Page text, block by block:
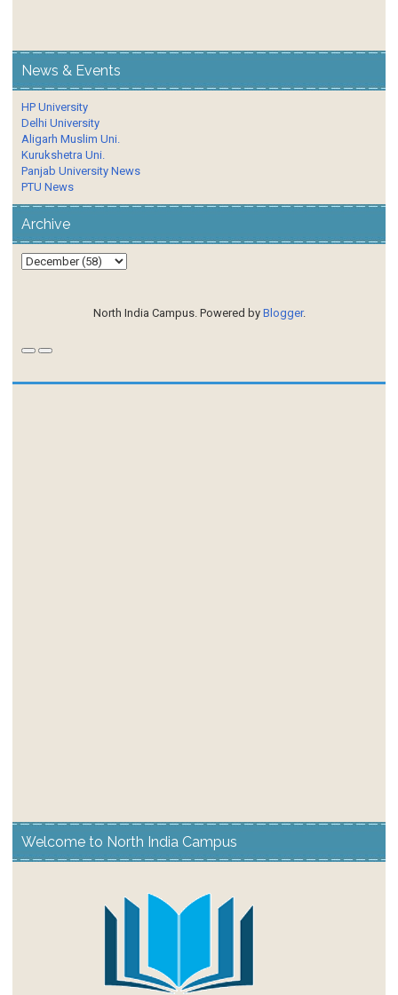
News & Events
HP University
Delhi University
Aligarh Muslim Uni.
Kurukshetra Uni.
Panjab University News
PTU News
Archive
North India Campus. Powered by Blogger.
Welcome to North India Campus